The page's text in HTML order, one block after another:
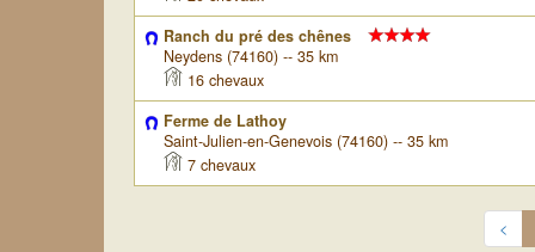
Ranch du pré des chênes
Neydens (74160) -- 35 km
16 chevaux
Ferme de Lathoy
Saint-Julien-en-Genevois (74160) -- 35 km
7 chevaux
<